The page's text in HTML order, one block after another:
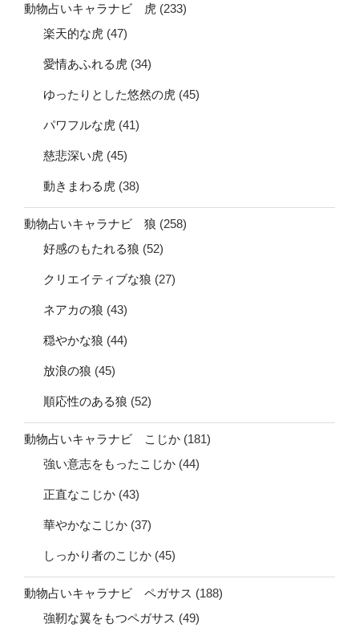
動物占いキャラナビ 虎 (233)
楽天的な虎 (47)
愛情あふれる虎 (34)
ゆったりとした悠然の虎 (45)
パワフルな虎 (41)
慈悲深い虎 (45)
動きまわる虎 (38)
動物占いキャラナビ 狼 (258)
好感のもたれる狼 (52)
クリエイティブな狼 (27)
ネアカの狼 (43)
穏やかな狼 (44)
放浪の狼 (45)
順応性のある狼 (52)
動物占いキャラナビ こじか (181)
強い意志をもったこじか (44)
正直なこじか (43)
華やかなこじか (37)
しっかり者のこじか (45)
動物占いキャラナビ ペガサス (188)
強靭な翼をもつペガサス (49)